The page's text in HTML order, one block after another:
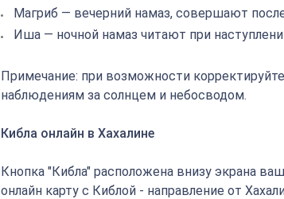
Магриб — вечерний намаз, совершают
Иша — ночной намаз читают при
Примечание: при возможности
наблюдениям за солнцем и небосводом.
Кибла онлайн в Хахалине
Кнопка "Кибла" расположена внизу экрана
онлайн карту с Киблой - направление от